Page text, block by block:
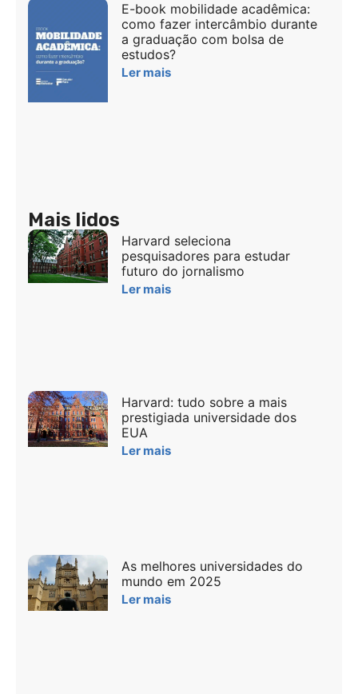
E-book mobilidade acadêmica:
como fazer intercâmbio durante
a graduação com bolsa de
estudos?
Ler mais
Mais lidos
Harvard seleciona
pesquisadores para estudar
futuro do jornalismo
Ler mais
Harvard: tudo sobre a mais
prestigiada universidade dos
EUA
Ler mais
As melhores universidades do
mundo em 2025
Ler mais